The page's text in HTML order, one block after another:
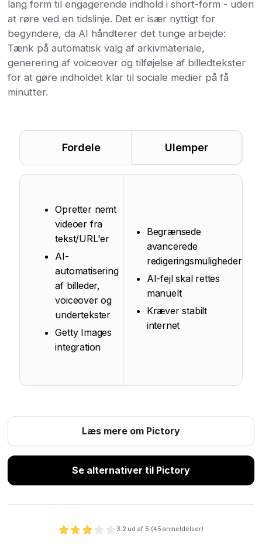
lang form til engagerende indhold i short-form - uden
at røre ved en tidslinje. Det er især nyttigt for
begyndere, da AI håndterer det tunge arbejde:
Tænk på automatisk valg af arkivmateriale,
generering af voiceover og tilføjelse af billedtekster
for at gøre indholdet klar til sociale medier på få
minutter.
Fordele Ulemper
Opretter nemt
videoer fra
tekst/URL'er
AI-
automatisering
af billeder,
voiceover og
undertekster
Getty Images
integration
Begrænsede
avancerede
redigeringsmuligheder
AI-fejl skal rettes
manuelt
Kræver stabilt
internet
Læs mere om Pictory
Se alternativer til Pictory
3.2 ud af 5 (45 anmeldelser)